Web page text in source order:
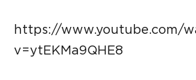
https://www.youtube.com/
v=ytEKMa9QHE8